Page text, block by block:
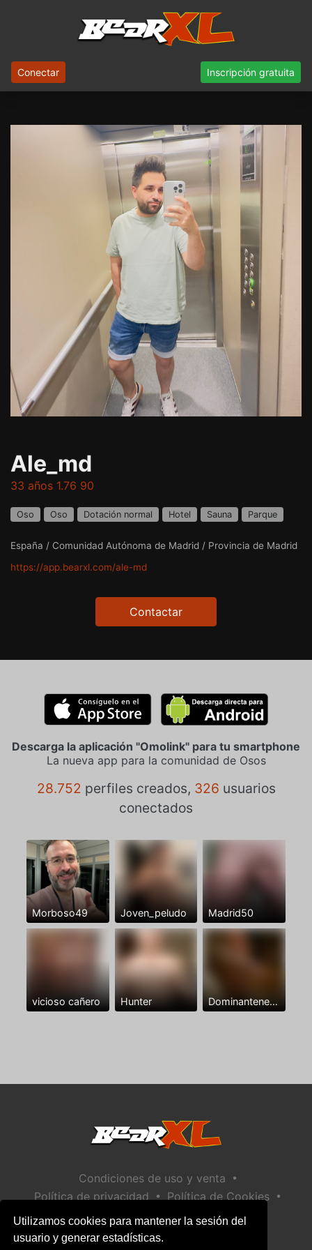
Utilizamos cookies para mantener la sesión del
usuario y generar estadísticas.
Conectar Inscripción gratuita
Ale_md
33 años 1.76 90
Oso Oso Dotación normal Hotel Sauna Parque
España / Comunidad Autónoma de Madrid / Provincia de Madrid
https://app.bearxl.com/ale-md
Contactar
Descarga la aplicación "Omolink" para tu smartphone
La nueva app para la comunidad de Osos
28.752 perfiles creados, 326 usuarios
conectados
Morboso49 Joven_peludo Madrid50
vicioso cañero Hunter Dominantenegro ya
Condiciones de uso y venta •
Política de privacidad • Política de Cookies •
Política de seguridad infantil
Ayuda / Contactar